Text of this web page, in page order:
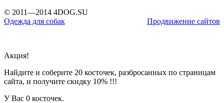
© 2011—2014 4DOG.SU
Одежда для собак
Продвижение сайтов
Акция!
Найдите и соберите 20 косточек, разбросанных по страницам
сайта, и получите скидку 10% !!!
У Вас 0 косточек.